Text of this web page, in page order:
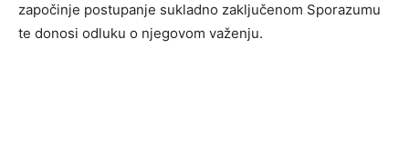
započinje postupanje sukladno zaključenom Sporazumu
te donosi odluku o njegovom važenju.